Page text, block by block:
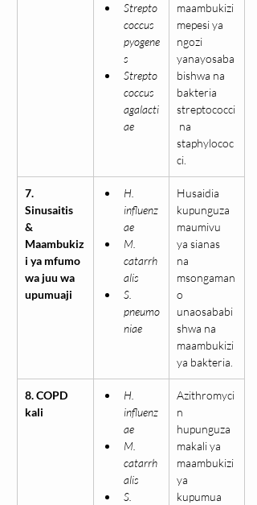
Strepto
coccus
pyogene
s
Strepto
coccus
agalacti
ae
maambukizi
mepesi ya
ngozi
yanayosaba
bishwa na
bakteria
streptococci
na
staphylococ
ci.
7.
Sinusaitis
&
Maambukiz
i ya mfumo
wa juu wa
upumuaji
H.
influenz
ae
M.
catarrh
alis
S.
pneumo
niae
Husaidia
kupunguza
maumivu
ya sianas
na
msongaman
o
unaosababi
shwa na
maambukizi
ya bakteria.
8. COPD
kali
H.
influenz
ae
M.
catarrh
alis
S.
Azithromyci
n
hupunguza
makali ya
maambukizi
ya
kupumua